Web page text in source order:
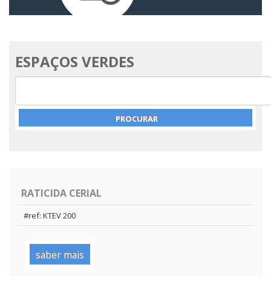
ESPAÇOS VERDES
RATICIDA CERIAL
#ref: KTEV 200
saber mais